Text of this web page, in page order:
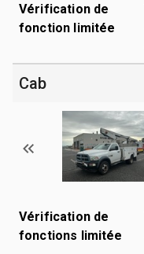
Vérification de
fonction limitée
Cab
Vérification de
fonctions limitée